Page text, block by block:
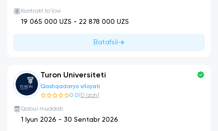
Kontrakt to'lovi
19 065 000 UZS - 22 878 000 UZS
Batafsil
Turon Universiteti
Qashqadaryo viloyati
0.0(0 Izoh)
Qabul muddati
1 Iyun 2026 - 30 Sentabr 2026